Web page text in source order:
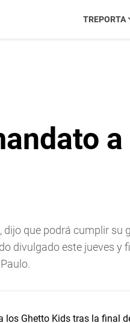
TREPORTA
que podrá cumplir su
divulgado este jueves y
los Ghetto Kids tras la final